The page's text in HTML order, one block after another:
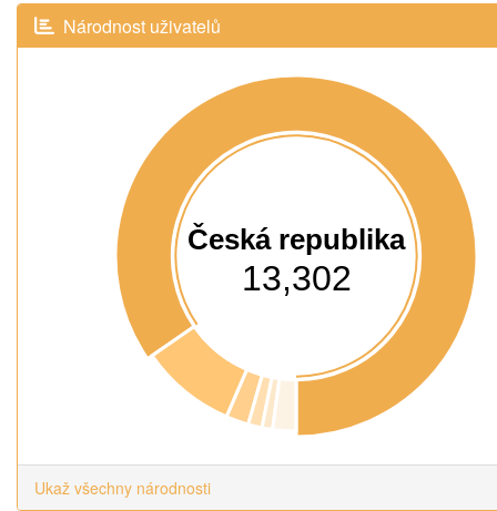
Národnost uživatelů
Česká republika
13,302
Ukaž všechny národnosti